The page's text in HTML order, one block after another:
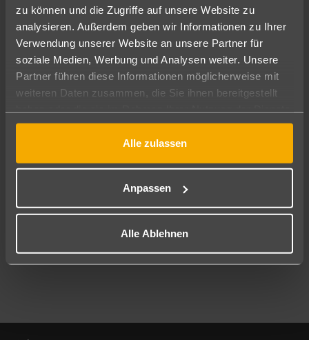
zu können und die Zugriffe auf unsere Website zu
analysieren. Außerdem geben wir Informationen zu Ihrer
Verwendung unserer Website an unsere Partner für
soziale Medien, Werbung und Analysen weiter. Unsere
Partner führen diese Informationen möglicherweise mit
weiteren Daten zusammen, die Sie ihnen bereitgestellt
gesammelt haben.
Alle zulassen
Anpassen
Alle Ablehnen
Pauschal Nur Hotel
Abflughafen
Alle Abflughäfen
10.08.26–08.08.27 7-21 Nächte
Mehr Filter anzeigen